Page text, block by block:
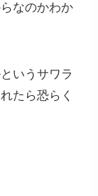
なのかわか
いうサワラ
たら恐らく